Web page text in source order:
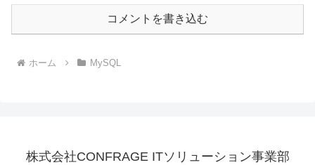
コメントを書き込む
ホーム MySQL
株式会社CONFRAGE ITソリューション事業部